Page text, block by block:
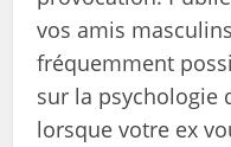
vos amis
fréquemment
sur la psychologie
lorsque votre ex